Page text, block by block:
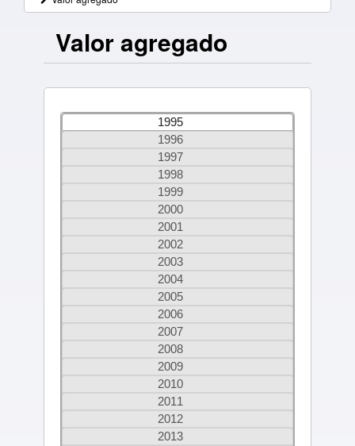
Valor agregado
1995
1996
1997
1998
1999
2000
2001
2002
2003
2004
2005
2006
2007
2008
2009
2010
2011
2012
2013